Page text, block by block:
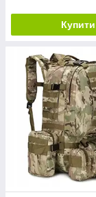
Купити